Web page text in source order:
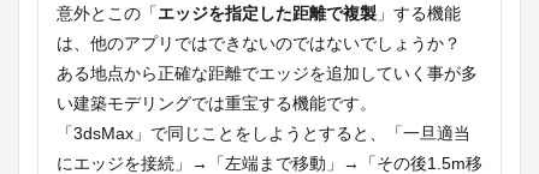
意外とこの「エッジを指定した距離で複製 」する機能
は、他のアプリではできないのではないでしょうか？
ある地点から正確な距離でエッジを追加していく事が多
い建築モデリングでは重宝する機能です。
「3dsMax」で同じことをしようとすると、「一旦適当
にエッジを接続」→「左端まで移動」→「その後1.5m移